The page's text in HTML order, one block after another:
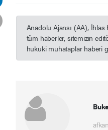
Anadolu Ajansı (AA),
tüm haberler, sitemizin
hukuki muhataplar haberi